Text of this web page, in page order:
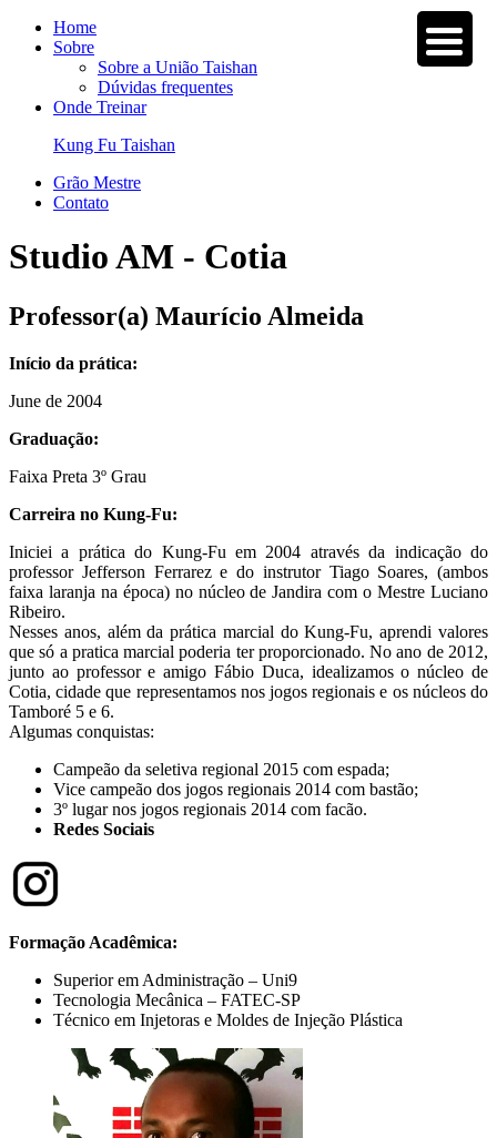
Home
Sobre
Sobre a União Taishan
Dúvidas frequentes
Onde Treinar
Kung Fu Taishan
Grão Mestre
Contato
Studio AM - Cotia
Professor(a) Maurí­cio Almeida
Início da prática:
June de 2004
Graduação:
Faixa Preta 3º Grau
Carreira no Kung-Fu:
Iniciei a prática do Kung-Fu em 2004 através da indicação do
professor Jefferson Ferrarez e do instrutor Tiago Soares, (ambos
faixa laranja na época) no núcleo de Jandira com o Mestre Luciano
Ribeiro.
Nesses anos, além da prática marcial do Kung-Fu, aprendi valores
que só a pratica marcial poderia ter proporcionado. No ano de 2012,
junto ao professor e amigo Fábio Duca, idealizamos o núcleo de
Cotia, cidade que representamos nos jogos regionais e os núcleos do
Tamboré 5 e 6.
Algumas conquistas:
Campeão da seletiva regional 2015 com espada;
Vice campeão dos jogos regionais 2014 com bastão;
3º lugar nos jogos regionais 2014 com facão.
Redes Sociais
Formação Acadêmica:
Superior em Administração – Uni9
Tecnologia Mecânica – FATEC-SP
Técnico em Injetoras e Moldes de Injeção Plástica